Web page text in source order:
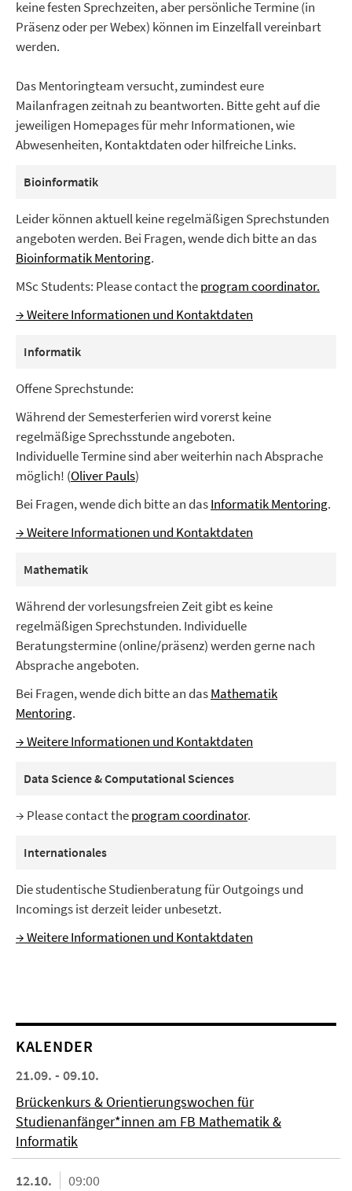
keine festen Sprechzeiten, aber persönliche Termine (in
Präsenz oder per Webex) können im Einzelfall vereinbart
werden.
Das Mentoringteam versucht, zumindest eure
Mailanfragen zeitnah zu beantworten. Bitte geht auf die
jeweiligen Homepages für mehr Informationen, wie
Abwesenheiten, Kontaktdaten oder hilfreiche Links.
Bioinformatik
Leider können aktuell keine regelmäßigen Sprechstunden
angeboten werden. Bei Fragen, wende dich bitte an das
Bioinformatik Mentoring.
MSc Students: Please contact theprogram coordinator.
→ Weitere Informationen und Kontaktdaten
Informatik
Offene Sprechstunde:
Während der Semesterferien wird vorerst keine
regelmäßige Sprechsstunde angeboten.
Individuelle Termine sind aber weiterhin nach Absprache
möglich! (Oliver Pauls)
Bei Fragen, wende dich bitte an dasInformatik Mentoring.
→ Weitere Informationen und Kontaktdaten
Mathematik
Während der vorlesungsfreien Zeit gibt es keine
regelmäßigen Sprechstunden. Individuelle
Beratungstermine (online/präsenz) werden gerne nach
Absprache angeboten.
Bei Fragen, wende dich bitte an dasMathematik
Mentoring.
→ Weitere Informationen und Kontaktdaten
Data Science & Computational Sciences
→ Please contact theprogram coordinator.
Internationales
Die studentische Studienberatung für Outgoings und
Incomings ist derzeit leider unbesetzt.
→ Weitere Informationen und Kontaktdaten
KALENDER
21.09. - 09.10.
Brückenkurs & Orientierungswochen für
Studienanfänger*innen am FB Mathematik &
Informatik
12.10.
09:00